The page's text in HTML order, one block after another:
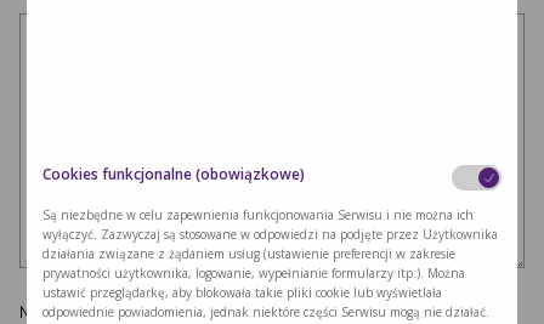
Nazwa*
Cookies funkcjonalne (obowiązkowe)
Są niezbędne w celu zapewnienia funkcjonowania Serwisu i nie można ich
wyłączyć. Zazwyczaj są stosowane w odpowiedzi na podjęte przez Użytkownika
działania związane z żądaniem usług (ustawienie preferencji w zakresie
prywatności użytkownika, logowanie, wypełnianie formularzy itp.). Można
ustawić przeglądarkę, aby blokowała takie pliki cookie lub wyświetlała
odpowiednie powiadomienia, jednak niektóre części Serwisu mogą nie działać.